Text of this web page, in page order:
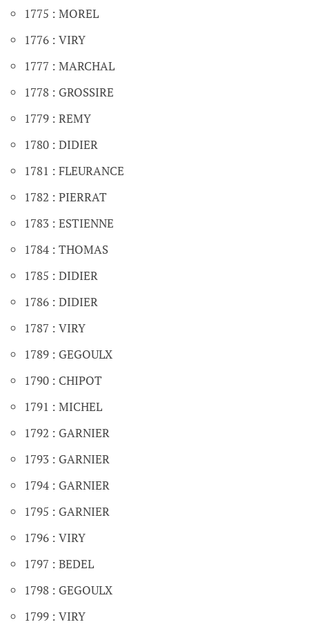
1775 : MOREL
1776 : VIRY
1777 : MARCHAL
1778 : GROSSIRE
1779 : REMY
1780 : DIDIER
1781 : FLEURANCE
1782 : PIERRAT
1783 : ESTIENNE
1784 : THOMAS
1785 : DIDIER
1786 : DIDIER
1787 : VIRY
1789 : GEGOULX
1790 : CHIPOT
1791 : MICHEL
1792 : GARNIER
1793 : GARNIER
1794 : GARNIER
1795 : GARNIER
1796 : VIRY
1797 : BEDEL
1798 : GEGOULX
1799 : VIRY